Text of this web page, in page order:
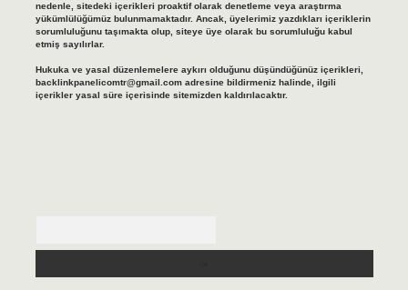
nedenle, sitedeki içerikleri proaktif olarak denetleme veya araştırma
yükümlülüğümüz bulunmamaktadır. Ancak, üyelerimiz yazdıkları içeriklerin
sorumluluğunu taşımakta olup, siteye üye olarak bu sorumluluğu kabul
etmiş sayılırlar.
Hukuka ve yasal düzenlemelere aykırı olduğunu düşündüğünüz içerikleri,
backlinkpanelicomtr@gmail.comadresine bildirmeniz halinde, ilgili
içerikler yasal süre içerisinde sitemizden kaldırılacaktır.